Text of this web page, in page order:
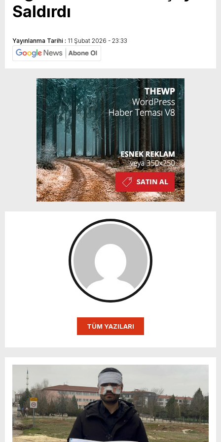
Saldırdı
Yayınlanma Tarihi : 11 Şubat 2026 - 23:33
TÜM YAZILARI